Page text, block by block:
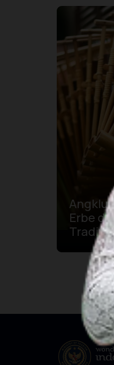
Erbe